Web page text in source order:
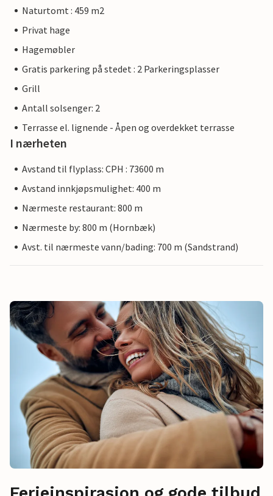
Naturtomt : 459 m2
Privat hage
Hagemøbler
Gratis parkering på stedet : 2 Parkeringsplasser
Grill
Antall solsenger: 2
Terrasse el. lignende - Åpen og overdekket terrasse
I nærheten
Avstand til flyplass: CPH : 73600 m
Avstand innkjøpsmulighet: 400 m
Nærmeste restaurant: 800 m
Nærmeste by: 800 m (Hornbæk)
Avst. til nærmeste vann/bading: 700 m (Sandstrand)